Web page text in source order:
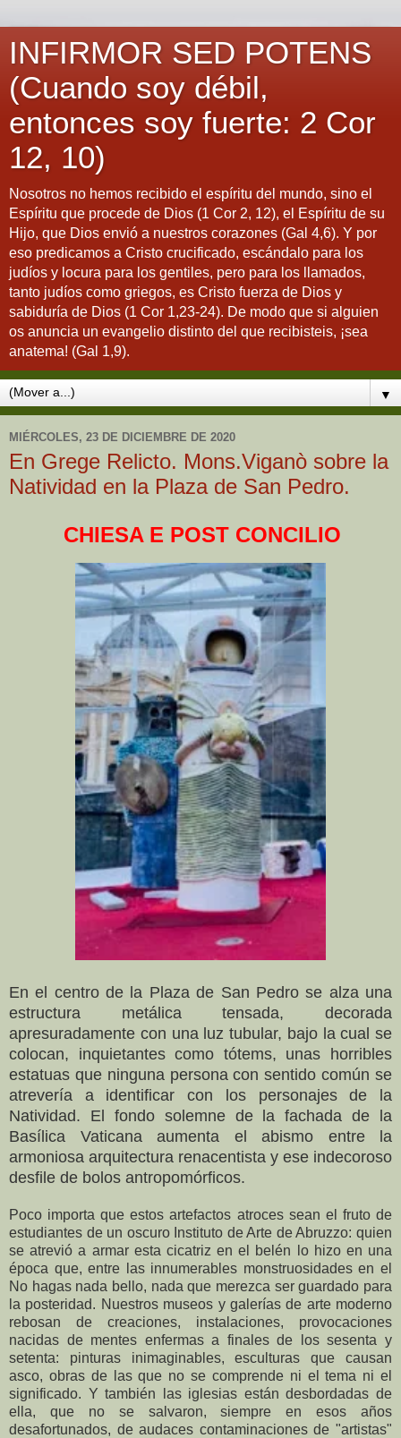
INFIRMOR SED POTENS
(Cuando soy débil,
entonces soy fuerte: 2 Cor
12, 10)
Nosotros no hemos recibido el espíritu del mundo, sino el
Espíritu que procede de Dios (1 Cor 2, 12), el Espíritu de su
Hijo, que Dios envió a nuestros corazones (Gal 4,6). Y por
eso predicamos a Cristo crucificado, escándalo para los
judíos y locura para los gentiles, pero para los llamados,
tanto judíos como griegos, es Cristo fuerza de Dios y
sabiduría de Dios (1 Cor 1,23-24). De modo que si alguien
os anuncia un evangelio distinto del que recibisteis, ¡sea
anatema! (Gal 1,9).
▼
MIÉRCOLES, 23 DE DICIEMBRE DE 2020
En Grege Relicto. Mons.Viganò sobre la
Natividad en la Plaza de San Pedro.
CHIESA E POST CONCILIO
En el centro de la Plaza de San Pedro se alza una
estructura metálica tensada, decorada
apresuradamente con una luz tubular, bajo la cual se
colocan, inquietantes como tótems, unas horribles
estatuas que ninguna persona con sentido común se
atrevería a identificar con los personajes de la
Natividad. El fondo solemne de la fachada de la
Basílica Vaticana aumenta el abismo entre la
armoniosa arquitectura renacentista y ese indecoroso
desfile de bolos antropomórficos.
Poco importa que estos artefactos atroces sean el fruto de
estudiantes de un oscuro Instituto de Arte de Abruzzo: quien
se atrevió a armar esta cicatriz en el belén lo hizo en una
época que, entre las innumerables monstruosidades en el
No hagas nada bello, nada que merezca ser guardado para
la posteridad. Nuestros museos y galerías de arte moderno
rebosan de creaciones, instalaciones, provocaciones
nacidas de mentes enfermas a finales de los sesenta y
setenta: pinturas inimaginables, esculturas que causan
asco, obras de las que no se comprende ni el tema ni el
significado. Y también las iglesias están desbordadas de
ella, que no se salvaron, siempre en esos años
desafortunados, de audaces contaminaciones de "artistas"